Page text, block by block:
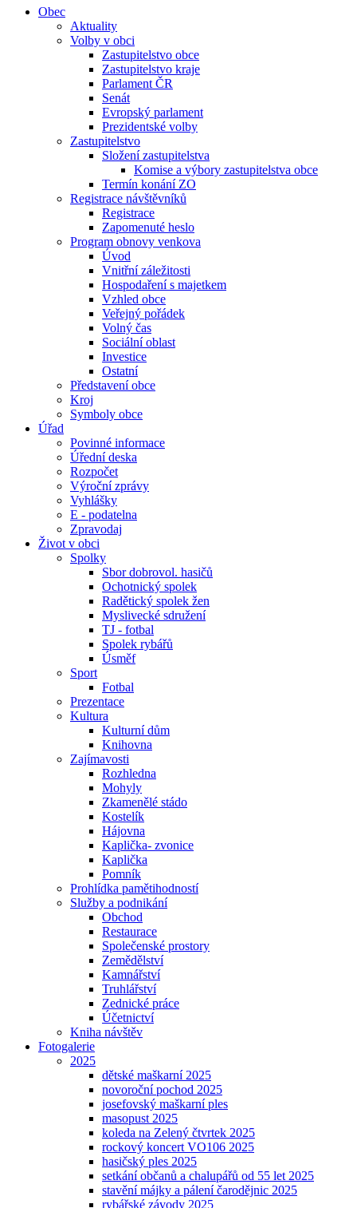
Obec
Aktuality
Volby v obci
Zastupitelstvo obce
Zastupitelstvo kraje
Parlament ČR
Senát
Evropský parlament
Prezidentské volby
Zastupitelstvo
Složení zastupitelstva
Komise a výbory zastupitelstva obce
Termín konání ZO
Registrace návštěvníků
Registrace
Zapomenuté heslo
Program obnovy venkova
Úvod
Vnitřní záležitosti
Hospodaření s majetkem
Vzhled obce
Veřejný pořádek
Volný čas
Sociální oblast
Investice
Ostatní
Představení obce
Kroj
Symboly obce
Úřad
Povinné informace
Úřední deska
Rozpočet
Výroční zprávy
Vyhlášky
E - podatelna
Zpravodaj
Život v obci
Spolky
Sbor dobrovol. hasičů
Ochotnický spolek
Radětický spolek žen
Myslivecké sdružení
TJ - fotbal
Spolek rybářů
Úsměf
Sport
Fotbal
Prezentace
Kultura
Kulturní dům
Knihovna
Zajímavosti
Rozhledna
Mohyly
Zkamenělé stádo
Kostelík
Hájovna
Kaplička- zvonice
Kaplička
Pomník
Prohlídka pamětihodností
Služby a podnikání
Obchod
Restaurace
Společenské prostory
Zemědělství
Kamnářství
Truhlářství
Zednické práce
Účetnictví
Kniha návštěv
Fotogalerie
2025
dětské maškarní 2025
novoroční pochod 2025
josefovský maškarní ples
masopust 2025
koleda na Zelený čtvrtek 2025
rockový koncert VO106 2025
hasičský ples 2025
setkání občanů a chalupářů od 55 let 2025
stavění májky a pálení čarodějnic 2025
rybářské závody 2025